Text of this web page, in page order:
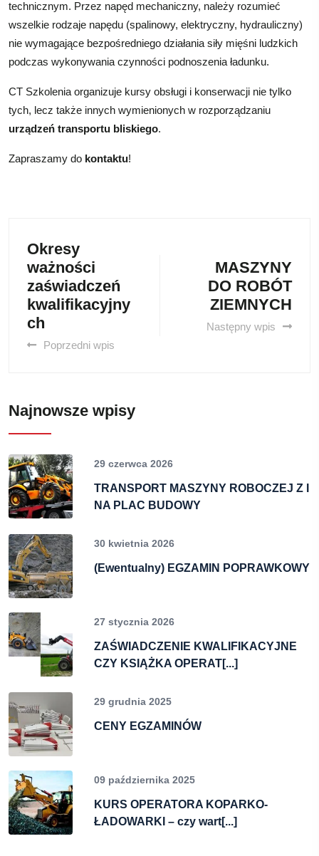
technicznym. Przez napęd mechaniczny, należy rozumieć
wszelkie rodzaje napędu (spalinowy, elektryczny, hydrauliczny)
nie wymagające bezpośredniego działania siły mięśni ludzkich
podczas wykonywania czynności podnoszenia ładunku.
CT Szkolenia organizuje kursy obsługi i konserwacji nie tylko
tych, lecz także innych wymienionych w rozporządzaniu
urządzeń transportu bliskiego.
Zapraszamy do kontaktu!
Okresy
ważności
zaświadczeń
kwalifikacyjny
ch
Poprzedni wpis
MASZYNY
DO ROBÓT
ZIEMNYCH
Następny wpis
Najnowsze wpisy
29 czerwca 2026
TRANSPORT MASZYNY ROBOCZEJ Z I
NA PLAC BUDOWY
30 kwietnia 2026
(Ewentualny) EGZAMIN POPRAWKOWY
27 stycznia 2026
ZAŚWIADCZENIE KWALIFIKACYJNE
CZY KSIĄŻKA OPERAT[...]
29 grudnia 2025
CENY EGZAMINÓW
09 października 2025
KURS OPERATORA KOPARKO-
ŁADOWARKI – czy wart[...]